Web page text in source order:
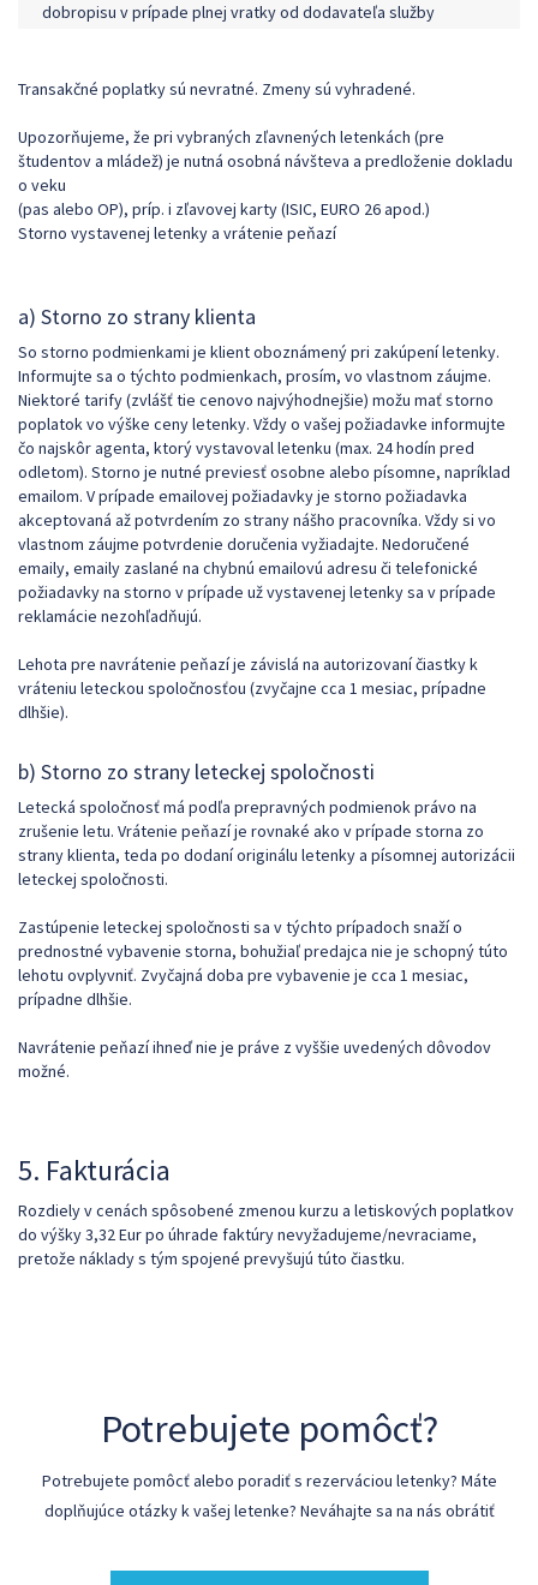
dobropisu v prípade plnej vratky od dodavateľa služby
Transakčné poplatky sú nevratné. Zmeny sú vyhradené.
Upozorňujeme, že pri vybraných zľavnených letenkách (pre
študentov a mládež) je nutná osobná návšteva a predloženie dokladu
o veku
(pas alebo OP), príp. i zľavovej karty (ISIC, EURO 26 apod.)
Storno vystavenej letenky a vrátenie peňazí
a) Storno zo strany klienta
So storno podmienkami je klient oboznámený pri zakúpení letenky.
Informujte sa o týchto podmienkach, prosím, vo vlastnom záujme.
Niektoré tarify (zvlášť tie cenovo najvýhodnejšie) možu mať storno
poplatok vo výške ceny letenky. Vždy o vašej požiadavke informujte
čo najskôr agenta, ktorý vystavoval letenku (max. 24 hodín pred
odletom). Storno je nutné previesť osobne alebo písomne, napríklad
emailom. V prípade emailovej požiadavky je storno požiadavka
akceptovaná až potvrdením zo strany nášho pracovníka. Vždy si vo
vlastnom záujme potvrdenie doručenia vyžiadajte. Nedoručené
emaily, emaily zaslané na chybnú emailovú adresu či telefonické
požiadavky na storno v prípade už vystavenej letenky sa v prípade
reklamácie nezohľadňujú.
Lehota pre navrátenie peňazí je závislá na autorizovaní čiastky k
vráteniu leteckou spoločnosťou (zvyčajne cca 1 mesiac, prípadne
dlhšie).
b) Storno zo strany leteckej spoločnosti
Letecká spoločnosť má podľa prepravných podmienok právo na
zrušenie letu. Vrátenie peňazí je rovnaké ako v prípade storna zo
strany klienta, teda po dodaní originálu letenky a písomnej autorizácii
leteckej spoločnosti.
Zastúpenie leteckej spoločnosti sa v týchto prípadoch snaží o
prednostné vybavenie storna, bohužiaľ predajca nie je schopný túto
lehotu ovplyvniť. Zvyčajná doba pre vybavenie je cca 1 mesiac,
prípadne dlhšie.
Navrátenie peňazí ihneď nie je práve z vyššie uvedených dôvodov
možné.
5. Fakturácia
Rozdiely v cenách spôsobené zmenou kurzu a letiskových poplatkov
do výšky 3,32 Eur po úhrade faktúry nevyžadujeme/nevraciame,
pretože náklady s tým spojené prevyšujú túto čiastku.
Potrebujete pomôcť?
Potrebujete pomôcť alebo poradiť s rezerváciou letenky? Máte
doplňujúce otázky k vašej letenke? Neváhajte sa na nás obrátiť